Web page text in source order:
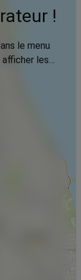
!
le menu
les